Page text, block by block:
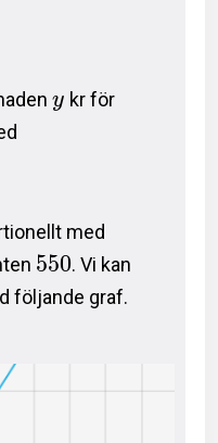
y kr för
med
550. Vi kan
följande graf.